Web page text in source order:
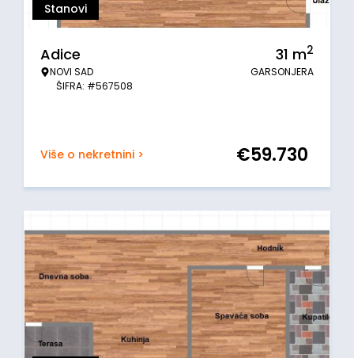
Stanovi
Adice
NOVI SAD
ŠIFRA: #567508
31 m2
GARSONJERA
Više o nekretnini > €59.730